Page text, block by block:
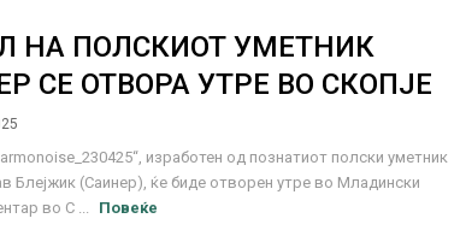
НА ПОЛСКИОТ УМЕТНИК
СЕ ОТВОРА УТРЕ ВО СКОПЈЕ
изработен од познатиот полски уметник
Блејжик (Саинер), ќе биде отворен утре во Младински
во С ...
Повеќе